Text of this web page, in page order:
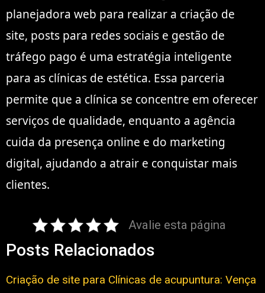
planejadora web para realizar a criação de
site, posts para redes sociais e gestão de
tráfego pago é uma estratégia inteligente
para as clínicas de estética. Essa parceria
permite que a clínica se concentre em oferecer
serviços de qualidade, enquanto a agência
cuida da presença online e do marketing
digital, ajudando a atrair e conquistar mais
clientes.
Avalie esta página
Posts Relacionados
Criação de site para Clínicas de acupuntura: Vença